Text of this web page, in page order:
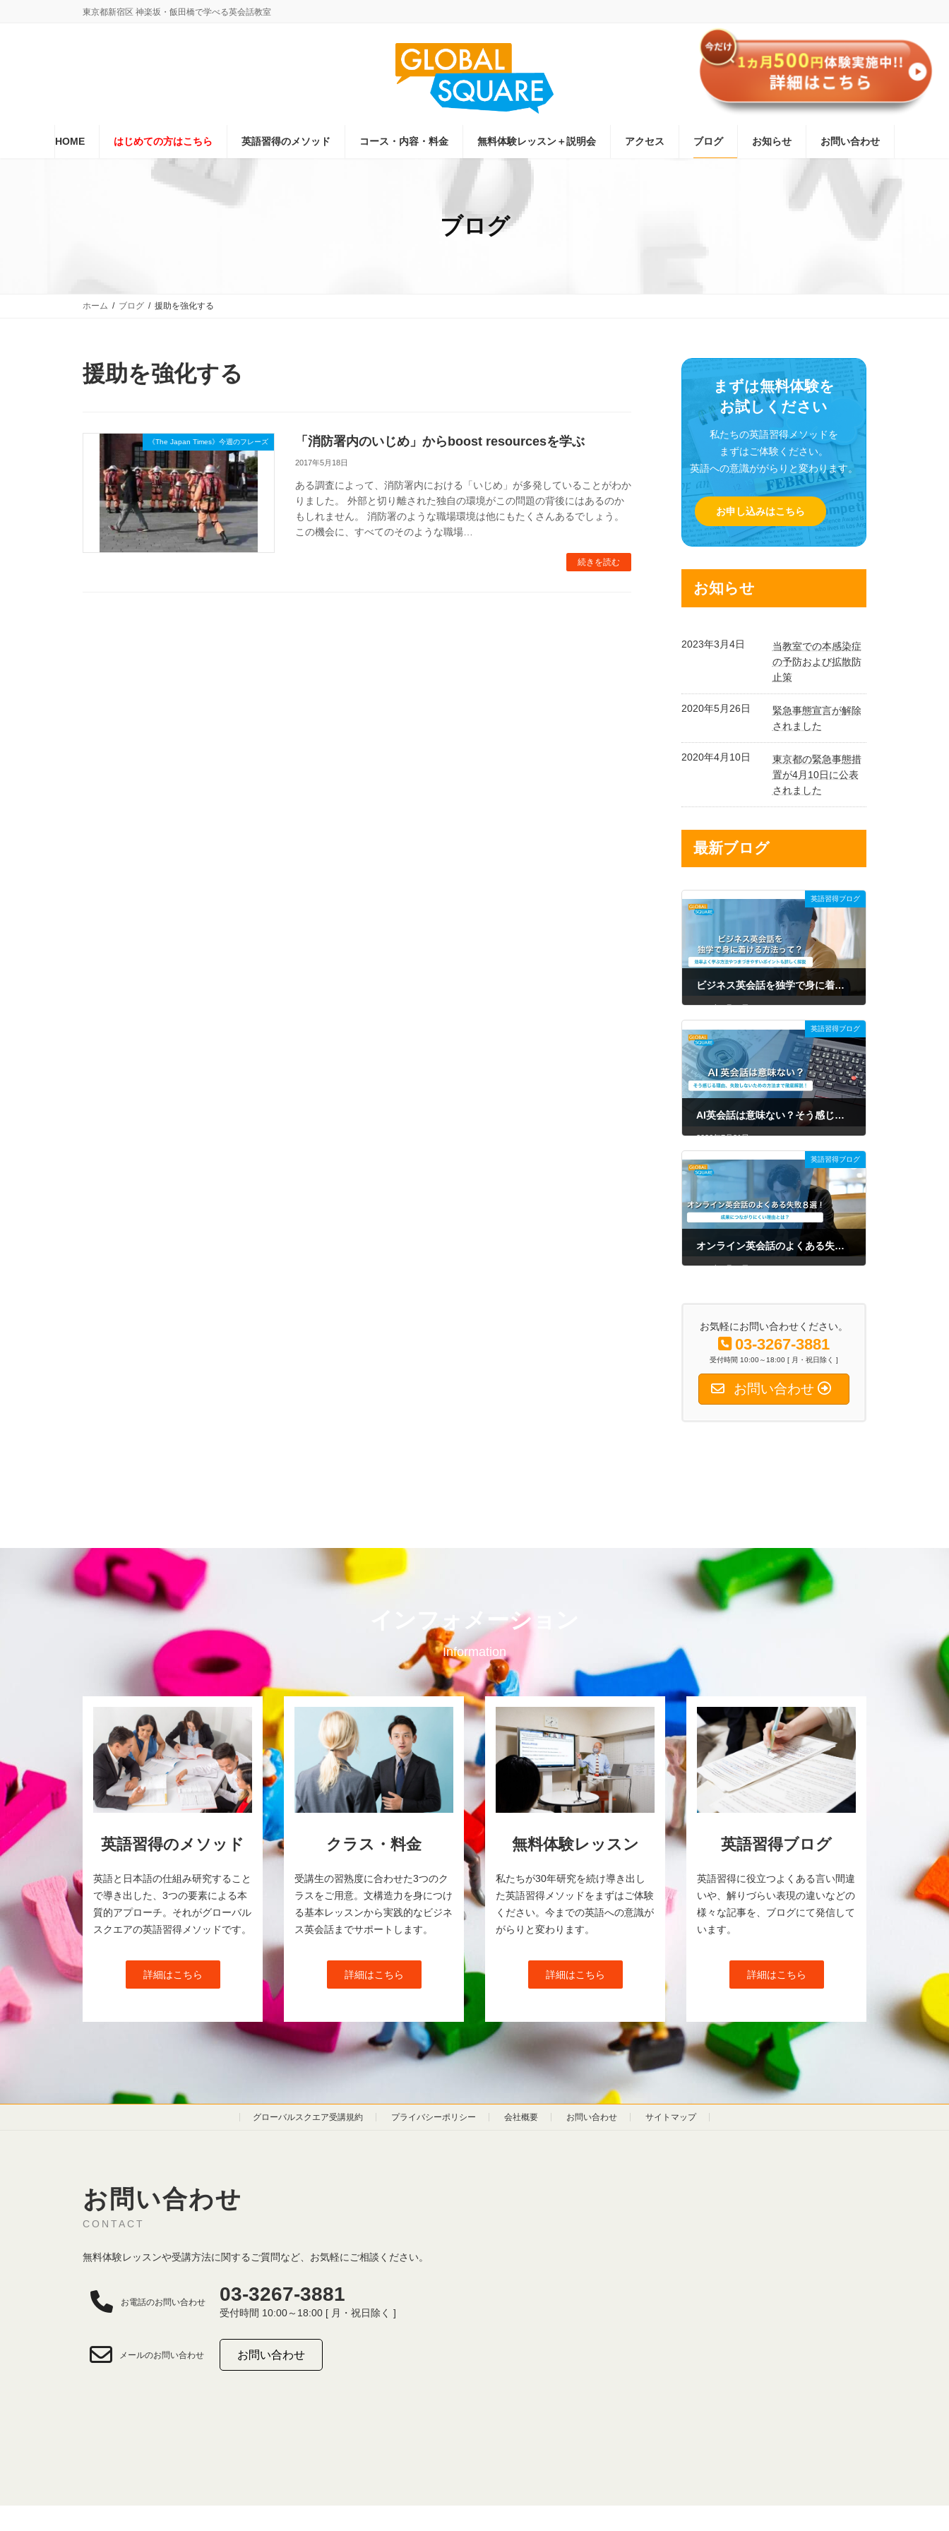
東京都新宿区 神楽坂・飯田橋で学べる英会話教室
HOME はじめての方はこちら 英語習得のメソッド コース・内容・料金 無料体験レッスン＋説明会 アクセス ブログ お知らせ お問い合わせ
ブログ
ホーム ブログ 援助を強化する
援助を強化する
《The Japan Times》今週のフレーズ 「消防署内のいじめ」からboost resourcesを学ぶ
2017年5月18日
ある調査によって、消防署内における「いじめ」が多発していることがわか
りました。 外部と切り離された独自の環境がこの問題の背後にはあるのか
もしれません。 消防署のような職場環境は他にもたくさんあるでしょう。
この機会に、すべてのそのような職場…
続きを読む
まずは無料体験を
お試しください
私たちの英語習得メソッドを
まずはご体験ください。
英語への意識ががらりと変わります。
お申し込みはこちら
お知らせ
2023年3月4日
当教室での本感染症
の予防および拡散防
止策
2020年5月26日
緊急事態宣言が解除
されました
2020年4月10日
東京都の緊急事態措
置が4月10日に公表
されました
最新ブログ
英語習得ブログ
ビジネス英会話を独学で身に着ける方法って？効率よく学ぶ方法やつまづきやすいポイントも詳しく解説
2026年7月31日
英語習得ブログ
AI英会話は意味ない？そう感じる理由、失敗しないための方法まで徹底解説！
2026年7月31日
英語習得ブログ
オンライン英会話のよくある失敗8選！原因や後悔しない選び方を徹底解説
2026年6月26日
お気軽にお問い合わせください。
03-3267-3881
受付時間 10:00～18:00 [ 月・祝日除く ]
お問い合わせ
インフォメーション
Information
英語習得のメソッド
英語と日本語の仕組み研究すること
で導き出した、3つの要素による本
質的アプローチ。それがグローバル
スクエアの英語習得メソッドです。
詳細はこちら
クラス・料金
受講生の習熟度に合わせた3つのク
ラスをご用意。文構造力を身につけ
る基本レッスンから実践的なビジネ
ス英会話までサポートします。
詳細はこちら
無料体験レッスン
私たちが30年研究を続け導き出し
た英語習得メソッドをまずはご体験
ください。今までの英語への意識が
がらりと変わります。
詳細はこちら
英語習得ブログ
英語習得に役立つよくある言い間違
いや、解りづらい表現の違いなどの
様々な記事を、ブログにて発信して
います。
詳細はこちら
グローバルスクエア受講規約 プライバシーポリシー 会社概要 お問い合わせ サイトマップ
お問い合わせ
CONTACT
無料体験レッスンや受講方法に関するご質問など、お気軽にご相談ください。
お電話のお問い合わせ 03-3267-3881
受付時間 10:00～18:00 [ 月・祝日除く ]
メールのお問い合わせ お問い合わせ